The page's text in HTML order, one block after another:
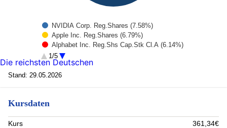
NVIDIA Corp. Reg.Shares (7.58%)
Apple Inc. Reg.Shares (6.79%)
Alphabet Inc. Reg.Shs Cap.Stk Cl.A (6.14%)
Microsoft Corp. Reg.Shares (4.57%)
Amazon.com Inc. Reg.Shares (4.12%)
Broadcom Inc. Reg.Shares (2.84%)
1/5
Stand: 29.05.2026
Kursdaten
Kurs
361,34€
Die reichsten Deutschen